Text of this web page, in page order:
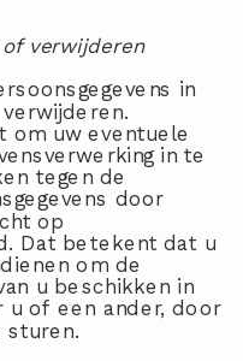
of verwijderen
in
om uw eventuele
in te
tegen de
door
op
Dat betekent dat u
om de
u beschikken in
u of een ander, door
sturen.